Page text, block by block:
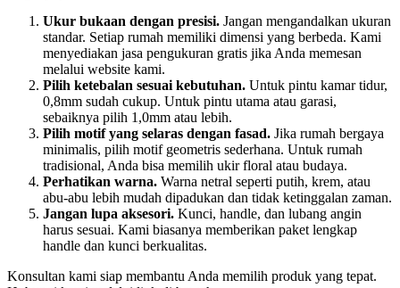
Ukur bukaan dengan presisi. Jangan mengandalkan ukuran
standar. Setiap rumah memiliki dimensi yang berbeda. Kami
menyediakan jasa pengukuran gratis jika Anda memesan
melalui website kami.
Pilih ketebalan sesuai kebutuhan. Untuk pintu kamar tidur,
0,8mm sudah cukup. Untuk pintu utama atau garasi,
sebaiknya pilih 1,0mm atau lebih.
Pilih motif yang selaras dengan fasad. Jika rumah bergaya
minimalis, pilih motif geometris sederhana. Untuk rumah
tradisional, Anda bisa memilih ukir floral atau budaya.
Perhatikan warna. Warna netral seperti putih, krem, atau
abu-abu lebih mudah dipadukan dan tidak ketinggalan zaman.
Jangan lupa aksesori. Kunci, handle, dan lubang angin
harus sesuai. Kami biasanya memberikan paket lengkap
handle dan kunci berkualitas.
Konsultan kami siap membantu Anda memilih produk yang tepat.